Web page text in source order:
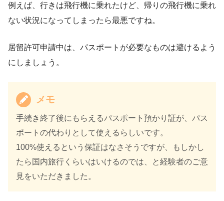
例えば、行きは飛行機に乗れたけど、帰りの飛行機に乗れ
ない状況になってしまったら最悪ですね。
居留許可申請中は、パスポートが必要なものは避けるよう
にしましょう。
メモ
手続き終了後にもらえるパスポート預かり証が、パス
ポートの代わりとして使えるらしいです。
100%使えるという保証はなさそうですが、もしかし
たら国内旅行くらいはいけるのでは、と経験者のご意
見をいただきました。